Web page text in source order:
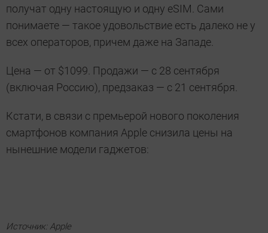
получат одну настоящую и одну eSIM. Сами
понимаете — такое удовольствие есть далеко не у
всех операторов, причем даже на Западе.
Цена — от $1099. Продажи — с 28 сентября
(включая Россию), предзаказ — с 21 сентября.
Кстати, в связи с премьерой нового поколения
смартфонов компания Apple снизила цены на
нынешние модели гаджетов:
Источник: Apple